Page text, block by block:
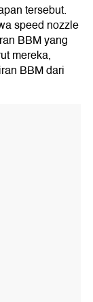
tersebut.
speed nozzle
BBM yang
mereka,
BBM dari